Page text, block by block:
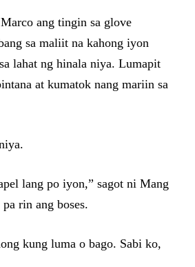
ang tingin sa glove
sa maliit na kahong iyon
lahat ng hinala niya. Lumapit
at kumatok nang mariin sa
lang po iyon,” sagot ni Mang
rin ang boses.
kung luma o bago. Sabi ko,